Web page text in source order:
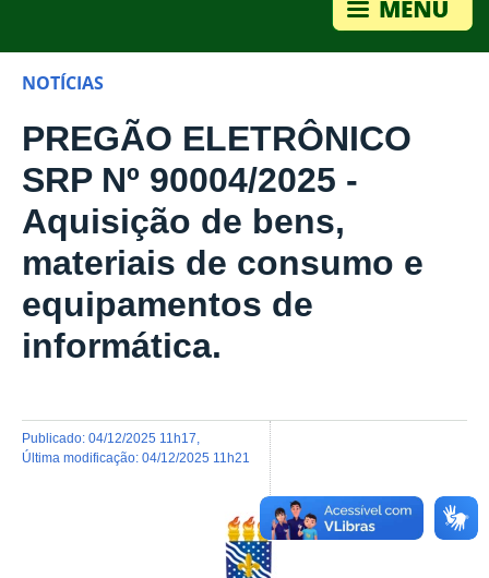
NOTÍCIAS
PREGÃO ELETRÔNICO
SRP Nº 90004/2025 -
Aquisição de bens,
materiais de consumo e
equipamentos de
informática.
publicado: 04/12/2025 11h17
última modificação: 04/12/2025 11h21